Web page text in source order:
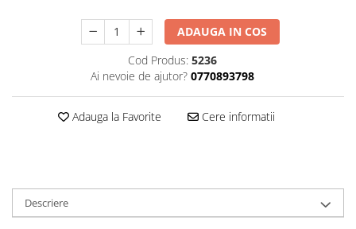
ADAUGA IN COS
Cod Produs: 5236
Ai nevoie de ajutor? 0770893798
Adauga la Favorite Cere informatii
Descriere